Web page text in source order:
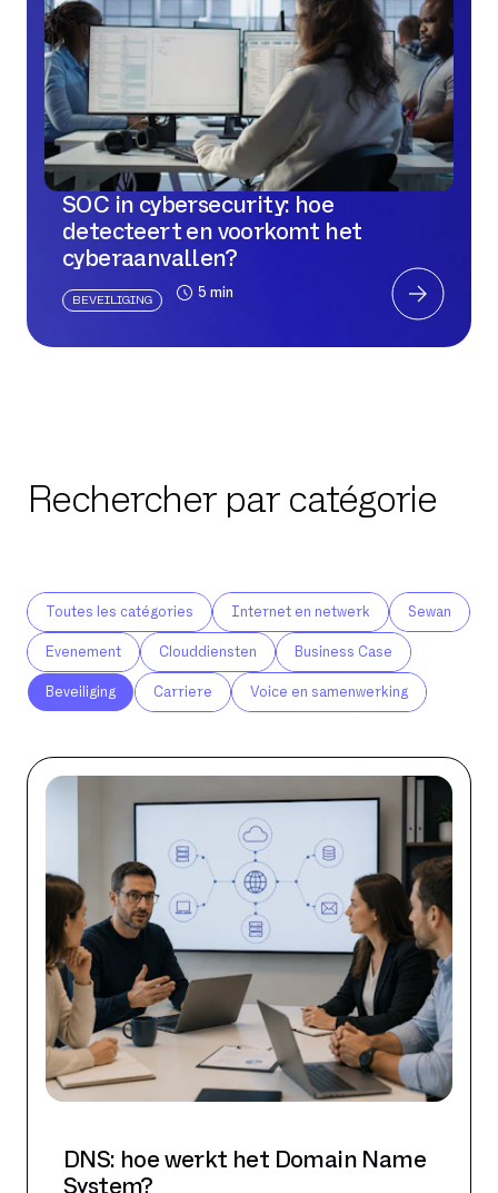
SOC in cybersecurity: hoe
detecteert en voorkomt het
cyberaanvallen?
BEVEILIGING 5 min
Rechercher par catégorie
Toutes les catégories Internet en netwerk Sewan
Evenement Clouddiensten Business Case
Beveiliging Carriere Voice en samenwerking
DNS: hoe werkt het Domain Name
System?